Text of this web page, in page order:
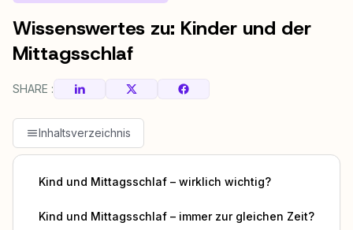
Wissenswertes zu: Kinder und der
Mittagsschlaf
SHARE :
Inhaltsverzeichnis
Kind und Mittagsschlaf – wirklich wichtig?
Kind und Mittagsschlaf – immer zur gleichen Zeit?